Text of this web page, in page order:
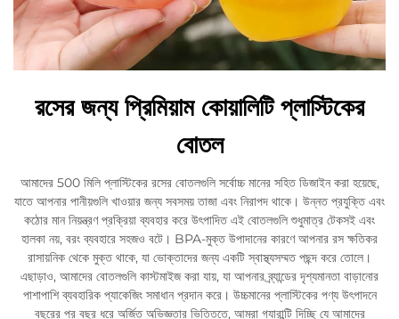
রসের জন্য প্রিমিয়াম কোয়ালিটি প্লাস্টিকের
বোতল
আমাদের 500 মিলি প্লাস্টিকের রসের বোতলগুলি সর্বোচ্চ মানের সহিত ডিজাইন করা হয়েছে,
যাতে আপনার পানীয়গুলি খাওয়ার জন্য সবসময় তাজা এবং নিরাপদ থাকে। উন্নত প্রযুক্তি এবং
কঠোর মান নিয়ন্ত্রণ প্রক্রিয়া ব্যবহার করে উৎপাদিত এই বোতলগুলি শুধুমাত্র টেকসই এবং
হালকা নয়, বরং ব্যবহারে সহজও বটে। BPA-মুক্ত উপাদানের কারণে আপনার রস ক্ষতিকর
রাসায়নিক থেকে মুক্ত থাকে, যা ভোক্তাদের জন্য একটি স্বাস্থ্যসম্মত পছন্দ করে তোলে।
এছাড়াও, আমাদের বোতলগুলি কাস্টমাইজ করা যায়, যা আপনার ব্র্যান্ডের দৃশ্যমানতা বাড়ানোর
পাশাপাশি ব্যবহারিক প্যাকেজিং সমাধান প্রদান করে। উচ্চমানের প্লাস্টিকের পণ্য উৎপাদনে
বছরের পর বছর ধরে অর্জিত অভিজ্ঞতার ভিত্তিতে, আমরা গ্যারান্টি দিচ্ছি যে আমাদের